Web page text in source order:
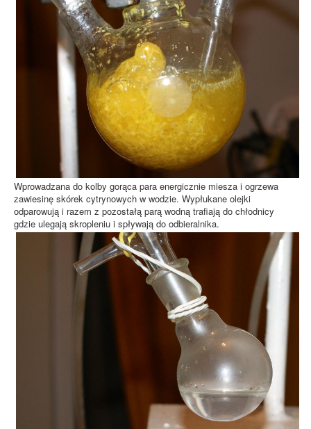
Wprowadzana do kolby gorąca para energicznie miesza i ogrzewa
zawiesinę skórek cytrynowych w wodzie. Wypłukane olejki
odparowują i razem z pozostałą parą wodną trafiają do chłodnicy
gdzie ulegają skropleniu i spływają do odbieralnika.